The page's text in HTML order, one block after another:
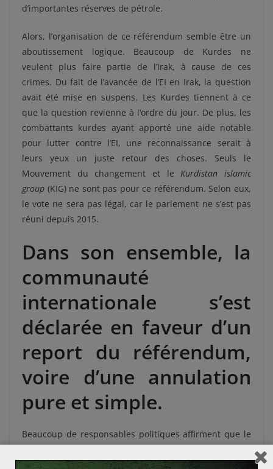
d’importantes réserves de pétrole.
Alors, l’organisation de ce référendum semble être un
aboutissement logique. Beaucoup de Kurdes ne
veulent plus faire partie de l’Irak, à cause de ces
crimes. Du fait de l’avancée de l’EI en Irak, la question
avait été mise en suspens. Les Kurdes tiennent à ce
que la question revienne à l’ordre du jour. De plus, les
combattants kurdes ayant apporté une aide notable
pour lutter contre l’EI, une reconnaissance serait à
leurs yeux un juste retour des choses. Seuls le
Mouvement du changement et leKurdistan islamic
group (KIG) ne sont pas pour ce référendum. Selon eux,
le vote ne sera pas légal, car le parlement ne s’est pas
réuni depuis 2015.
Dans son ensemble, la
communauté
internationale s’est
déclarée en faveur d’un
report du référendum,
voire d’une annulation
pure et simple.
Beaucoup de responsables politiques affirment que le
d’État américain Rex Tillerson s’est exprimé pour un